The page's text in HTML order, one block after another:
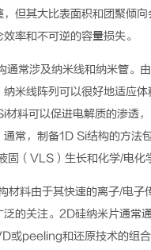
，但其大比表面积和团聚倾
率和不可逆的容量损失。
通常涉及纳米线和纳米管。
纳米线阵列可以很好地适应
材料可以促进电解质的渗透
通常，制备1D Si结构的方法
固（VLS ）生长和化学/电化
材料由于其快速的离子/电子
泛的关注。2D硅纳米片通常
或peeling和还原技术的组